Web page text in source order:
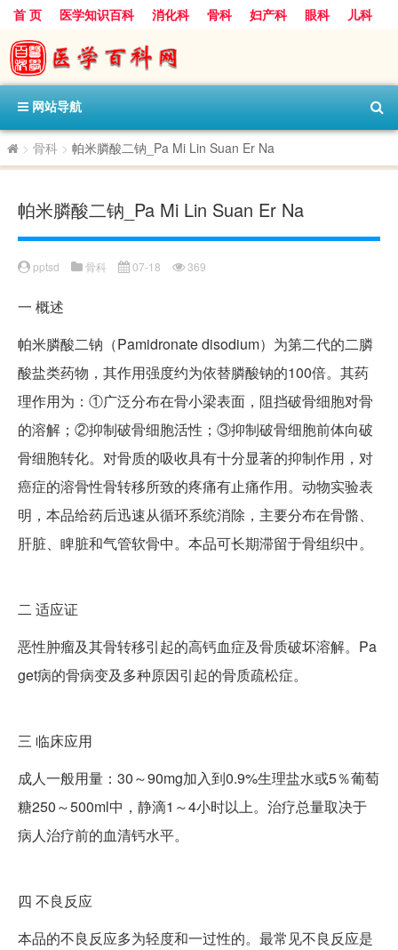
首 页 医学知识百科 消化科 骨科 妇产科 眼科
儿科
心血管病科
呼吸科 神经科
内分泌科
口腔科
网站导航
> 骨科 > 帕米膦酸二钠_Pa Mi Lin Suan Er Na
帕米膦酸二钠_Pa Mi Lin Suan Er Na
pptsd 骨科 07-18 369
一 概述
帕米膦酸二钠（Pamidronate disodium）为第二代的二膦
酸盐类药物，其作用强度约为依替膦酸钠的100倍。其药
理作用为：①广泛分布在骨小梁表面，阻挡破骨细胞对骨
的溶解；②抑制破骨细胞活性；③抑制破骨细胞前体向破
骨细胞转化。对骨质的吸收具有十分显著的抑制作用，对
癌症的溶骨性骨转移所致的疼痛有止痛作用。动物实验表
明，本品给药后迅速从循环系统消除，主要分布在骨骼、
肝脏、睥脏和气管软骨中。本品可长期滞留于骨组织中。
二 适应证
恶性肿瘤及其骨转移引起的高钙血症及骨质破坏溶解。Pa
get病的骨病变及多种原因引起的骨质疏松症。
三 临床应用
成人一般用量：30～90mg加入到0.9%生理盐水或5％葡萄
糖250～500ml中，静滴1～4小时以上。治疗总量取决于
病人治疗前的血清钙水平。
四 不良反应
本品的不良反应多为轻度和一过性的。最常见不良反应是